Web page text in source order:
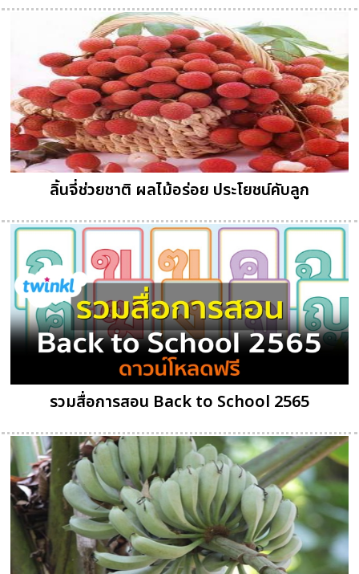
ลิ้นจี่ช่วยชาติ ผลไม้อร่อย ประโยชน์คับลูก
รวมสื่อการสอน Back to School 2565